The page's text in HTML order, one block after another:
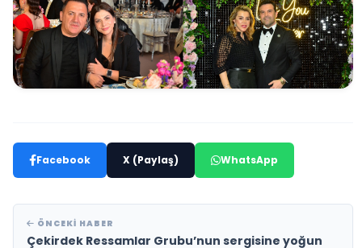
Facebook X (Paylaş) WhatsApp
ÖNCEKI HABER
Çekirdek Ressamlar Grubu’nun sergisine yoğun